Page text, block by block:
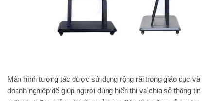
Màn hình tương tác được sử dụng rộng rãi trong giáo dục và
doanh nghiệp để giúp người dùng hiển thị và chia sẻ thông tin